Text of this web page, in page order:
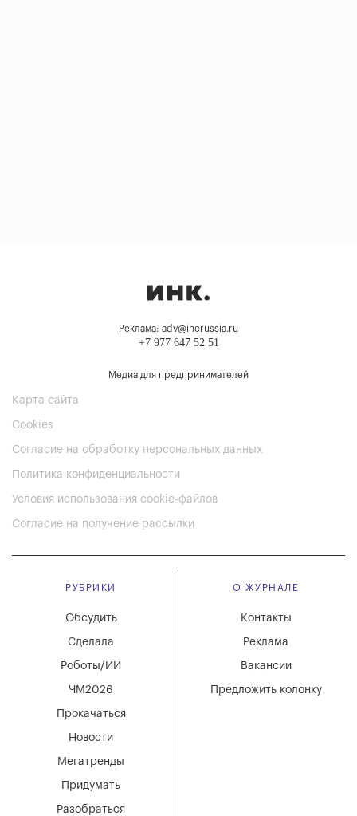
Реклама: adv@incrussia.ru
+7 977 647 52 51
Медиа для предпринимателей
Карта сайта
Cookies
Согласие на обработку персональных данных
Политика конфиденциальности
Условия использования cookie-файлов
Согласие на получение рассылки
РУБРИКИ
Мегатренды
Придумать
Разобраться
Новости
Обсудить
Сделала
Роботы/ИИ
ЧМ2026
Прокачаться
О ЖУРНАЛЕ
Вакансии
Реклама
Контакты
Предложить колонку